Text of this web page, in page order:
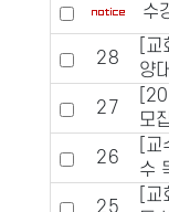
수
28
[
양
27
모
26
[
수
25
[